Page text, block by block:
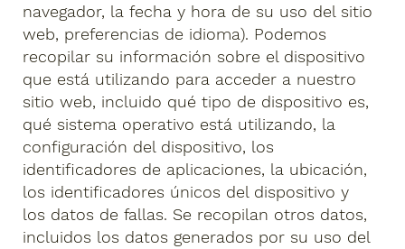
navegador, la fecha y hora de su uso del sitio
web, preferencias de idioma). Podemos
recopilar su información sobre el dispositivo
que está utilizando para acceder a nuestro
sitio web, incluido qué tipo de dispositivo es,
qué sistema operativo está utilizando, la
configuración del dispositivo, los
identificadores de aplicaciones, la ubicación,
los identificadores únicos del dispositivo y
los datos de fallas. Se recopilan otros datos,
incluidos los datos generados por su uso del